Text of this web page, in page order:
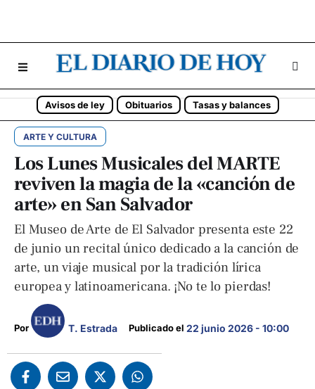
Avisos de ley Obituarios Tasas y balances
ARTE Y CULTURA
Los Lunes Musicales del MARTE
reviven la magia de la «canción de
arte» en San Salvador
El Museo de Arte de El Salvador presenta este 22
de junio un recital único dedicado a la canción de
arte, un viaje musical por la tradición lírica
europea y latinoamericana. ¡No te lo pierdas!
Por T. Estrada Publicado el 22 junio 2026 - 10:00